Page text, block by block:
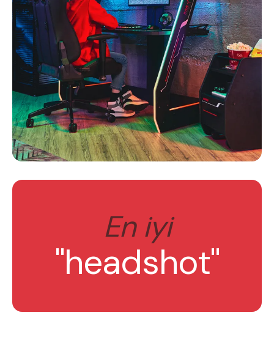
En iyi
"headshot"